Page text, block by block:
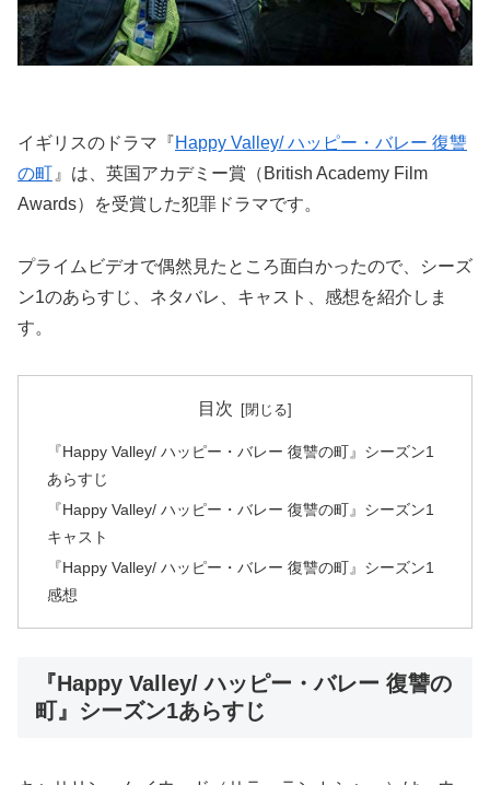
イギリスのドラマ『Happy Valley/ ハッピー・バレー 復讐
の町 』は、 英国アカデミー賞（British Academy Film
Awards）
を受賞した犯罪ドラマです。
プライムビデオで偶然見たところ面白かったので、シーズ
ン1のあらすじ、ネタバレ、キャスト、感想を紹介しま
す。
目次
『Happy Valley/ ハッピー・バレー 復讐の町』シーズン1
あらすじ
『Happy Valley/ ハッピー・バレー 復讐の町』シーズン1
キャスト
『Happy Valley/ ハッピー・バレー 復讐の町』シーズン1
感想
『Happy Valley/ ハッピー・バレー 復讐の
町』シーズン1あらすじ